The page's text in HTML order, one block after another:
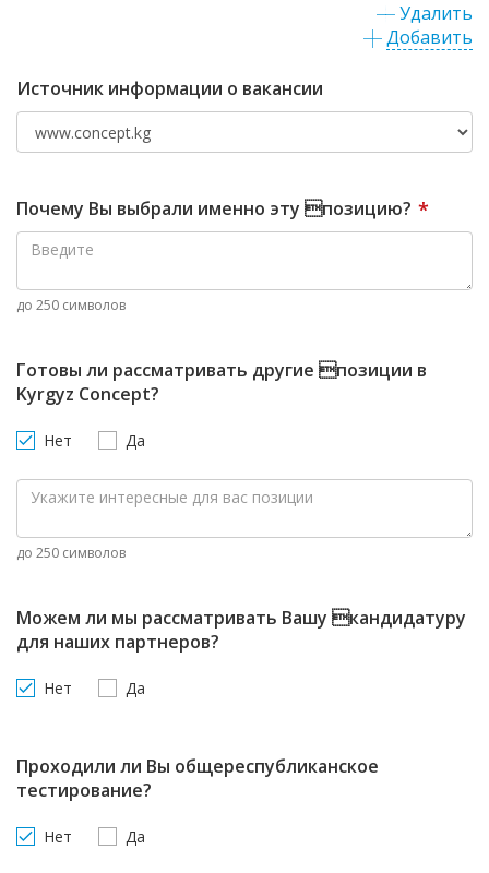
Удалить
Добавить
Источник информации о вакансии
Почему Вы выбрали именно эту позицию? *
до 250 символов
Готовы ли рассматривать другие позиции в
Kyrgyz Concept?
Нет Да
до 250 символов
Можем ли мы рассматривать Вашу кандидатуру
для наших партнеров?
Нет Да
Проходили ли Вы общереспубликанское
тестирование?
Нет Да